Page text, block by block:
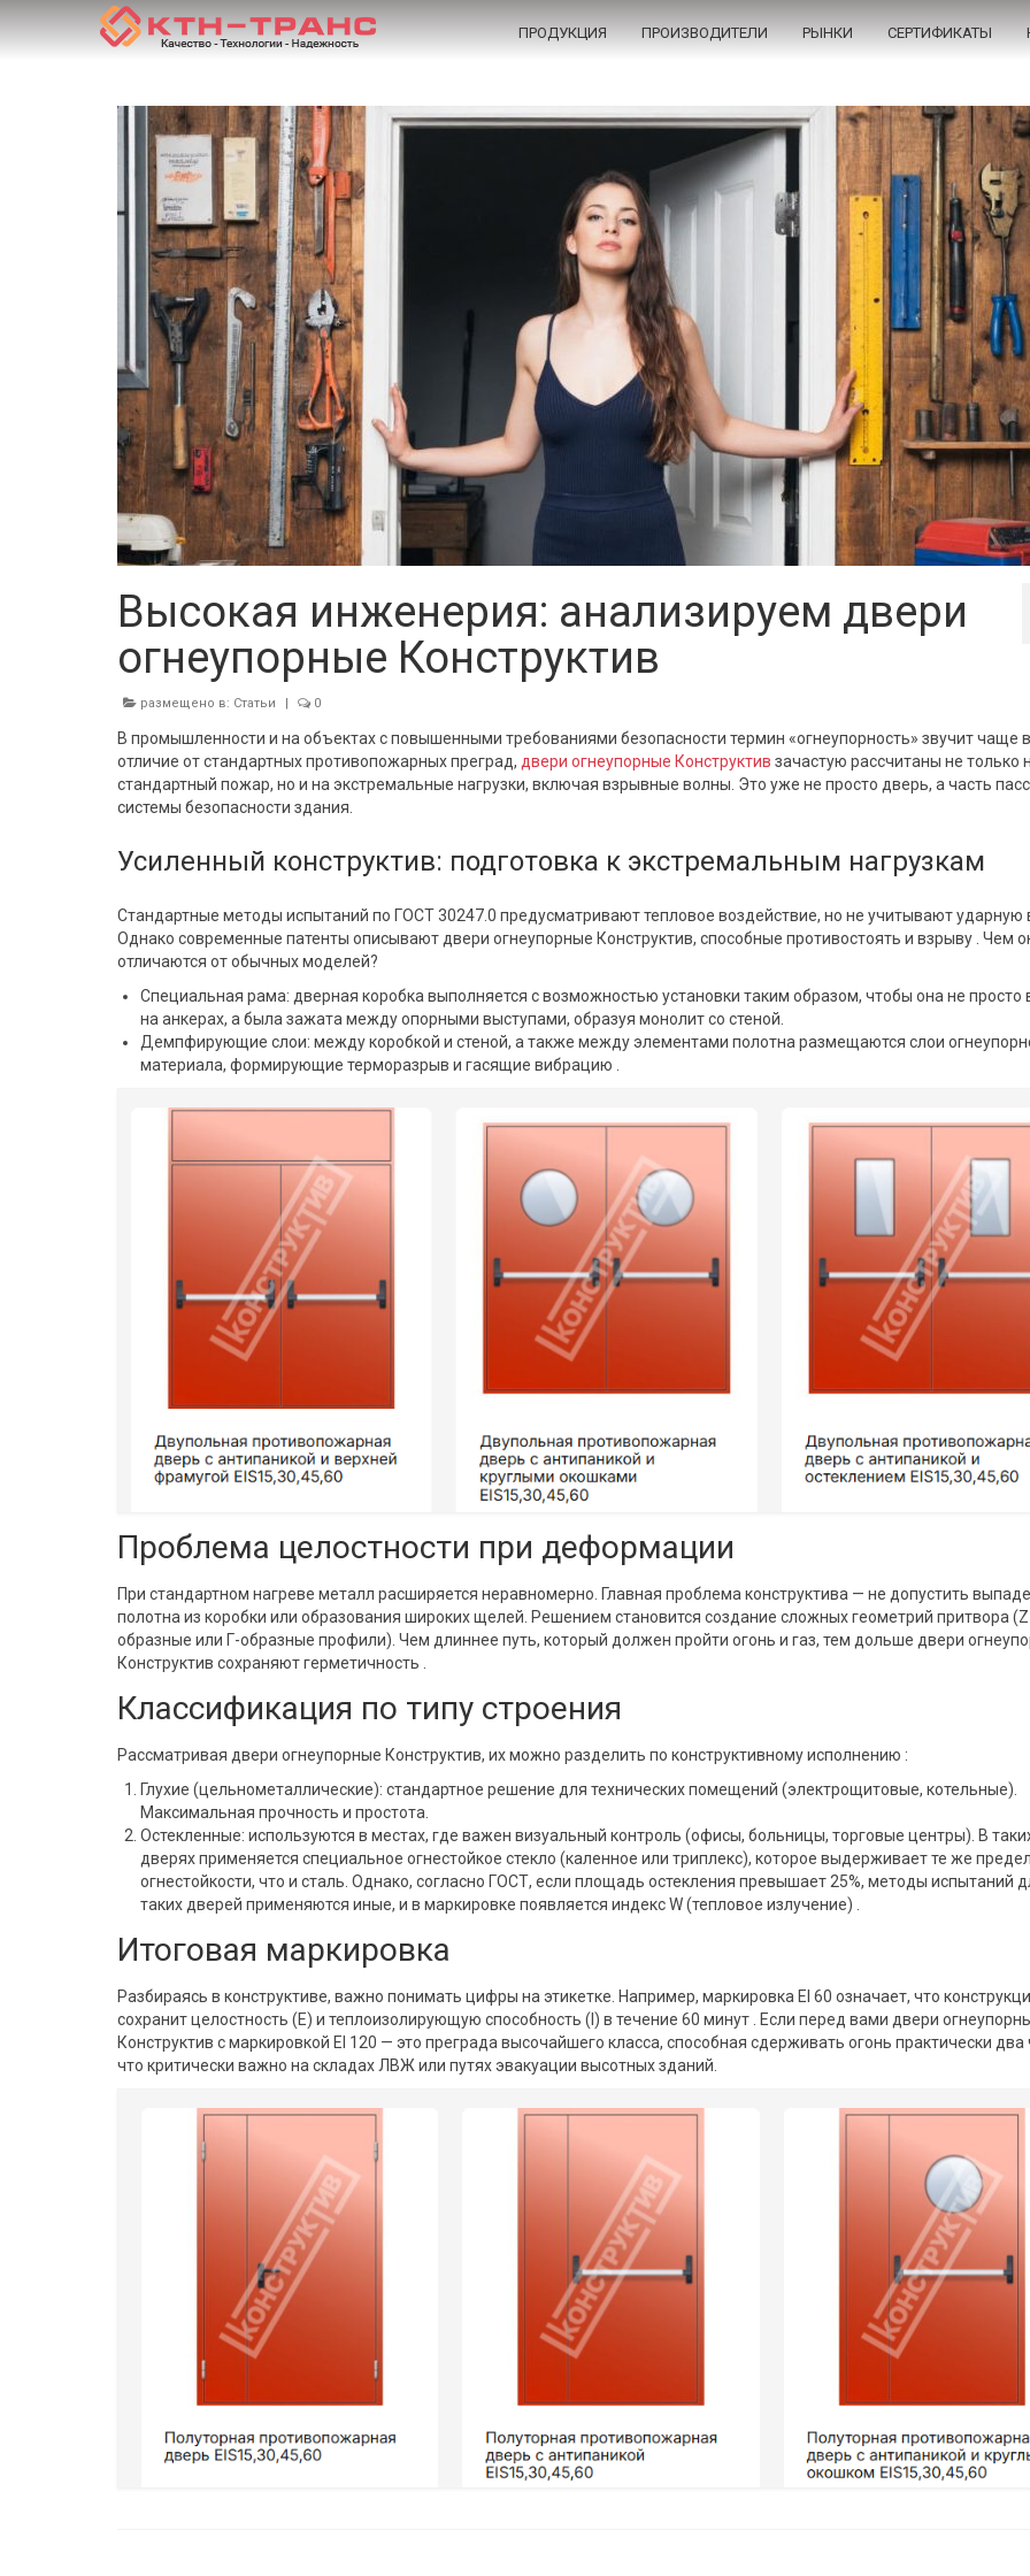
ПРОДУКЦИЯ ПРОИЗВОДИТЕЛИ РЫНКИ СЕРТИФИКАТЫ
Высокая инженерия: анализируем двери
огнеупорные Конструктив
размещено в: Статьи 0
В промышленности и на объектах с повышенными требованиями безопасности термин «огнеупорность» звучит чаще
отличие от стандартных противопожарных преград, двери огнеупорные Конструктив зачастую рассчитаны не только
стандартный пожар, но и на экстремальные нагрузки, включая взрывные волны. Это уже не просто дверь, а часть
системы безопасности здания.
Усиленный конструктив: подготовка к экстремальным нагрузкам
Стандартные методы испытаний по ГОСТ 30247.0 предусматривают тепловое воздействие, но не учитывают ударную
Однако современные патенты описывают двери огнеупорные Конструктив, способные противостоять и взрыву . Чем
отличаются от обычных моделей?
Специальная рама: дверная коробка выполняется с возможностью установки таким образом, чтобы она не просто
на анкерах, а была зажата между опорными выступами, образуя монолит со стеной.
Демпфирующие слои: между коробкой и стеной, а также между элементами полотна размещаются слои
материала, формирующие терморазрыв и гасящие вибрацию .
Проблема целостности при деформации
При стандартном нагреве металл расширяется неравномерно. Главная проблема конструктива — не допустить
полотна из коробки или образования широких щелей. Решением становится создание сложных геометрий притвора
образные или Г-образные профили). Чем длиннее путь, который должен пройти огонь и газ, тем дольше двери
Конструктив сохраняют герметичность .
Классификация по типу строения
Рассматривая двери огнеупорные Конструктив, их можно разделить по конструктивному исполнению :
Глухие (цельнометаллические): стандартное решение для технических помещений (электрощитовые, котельные).
Максимальная прочность и простота.
Остекленные: используются в местах, где важен визуальный контроль (офисы, больницы, торговые центры). В
дверях применяется специальное огнестойкое стекло (каленное или триплекс), которое выдерживает те же
огнестойкости, что и сталь. Однако, согласно ГОСТ, если площадь остекления превышает 25%, методы испытаний
таких дверей применяются иные, и в маркировке появляется индекс W (тепловое излучение) .
Итоговая маркировка
Разбираясь в конструктиве, важно понимать цифры на этикетке. Например, маркировка EI 60 означает, что
сохранит целостность (E) и теплоизолирующую способность (I) в течение 60 минут . Если перед вами двери
Конструктив с маркировкой EI 120 — это преграда высочайшего класса, способная сдерживать огонь практически два
что критически важно на складах ЛВЖ или путях эвакуации высотных зданий.